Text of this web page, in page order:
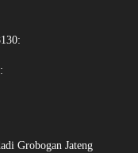
Grobogan Jateng